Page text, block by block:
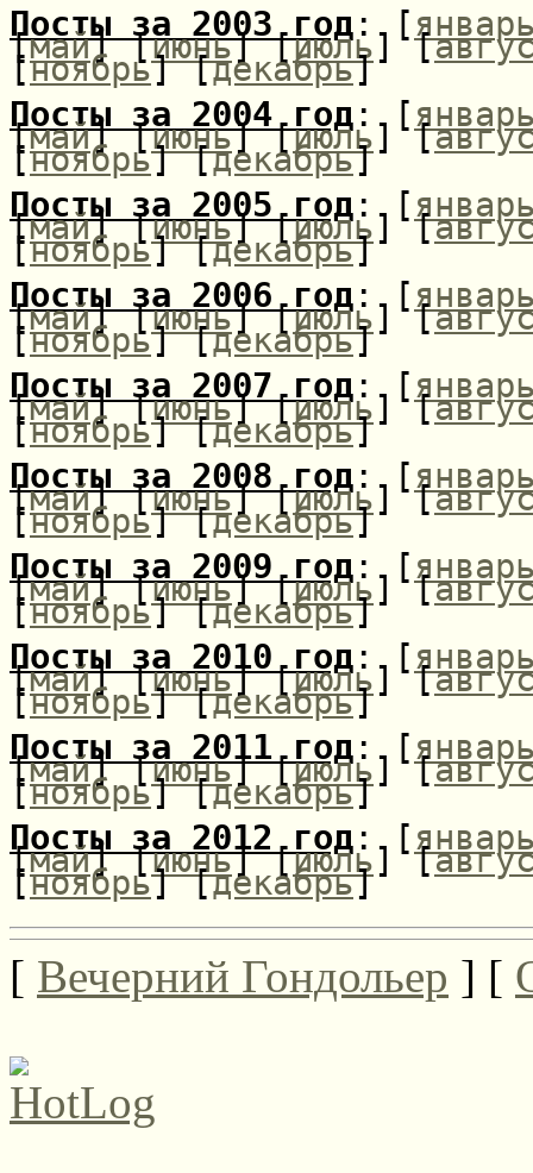
Посты за 2003 год : [
[май] [июнь] [июль] [
[ноябрь] [декабрь]
Посты за 2004 год : [
[май] [июнь] [июль] [
[ноябрь] [декабрь]
Посты за 2005 год : [
[май] [июнь] [июль] [
[ноябрь] [декабрь]
Посты за 2006 год : [
[май] [июнь] [июль] [
[ноябрь] [декабрь]
Посты за 2007 год : [
[май] [июнь] [июль] [
[ноябрь] [декабрь]
Посты за 2008 год : [
[май] [июнь] [июль] [
[ноябрь] [декабрь]
Посты за 2009 год : [
[май] [июнь] [июль] [
[ноябрь] [декабрь]
Посты за 2010 год : [
[май] [июнь] [июль] [
[ноябрь] [декабрь]
Посты за 2011 год : [
[май] [июнь] [июль] [
[ноябрь] [декабрь]
Посты за 2012 год : [
[май] [июнь] [июль] [
[ноябрь] [декабрь]
[ Вечерний Гондольер ] [